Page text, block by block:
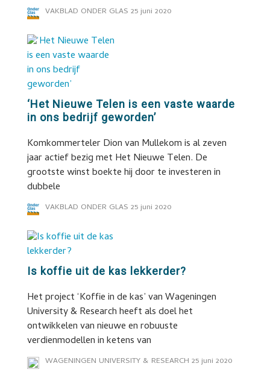
VAKBLAD ONDER GLAS 25 juni 2020
‘Het Nieuwe Telen is een vaste waarde
in ons bedrijf geworden’
Komkommerteler Dion van Mullekom is al zeven
jaar actief bezig met Het Nieuwe Telen. De
grootste winst boekte hij door te investeren in
dubbele
VAKBLAD ONDER GLAS 25 juni 2020
Is koffie uit de kas lekkerder?
Het project ‘Koffie in de kas’ van Wageningen
University & Research heeft als doel het
ontwikkelen van nieuwe en robuuste
verdienmodellen in ketens van
WAGENINGEN UNIVERSITY & RESEARCH 25 juni 2020